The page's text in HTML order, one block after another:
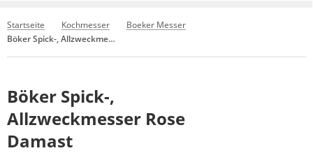
Startseite Kochmesser
Boeker Messer
Böker Spick-, Allzweckmesser Rose Damast
Böker Spick-,
Allzweckmesser Rose
Damast